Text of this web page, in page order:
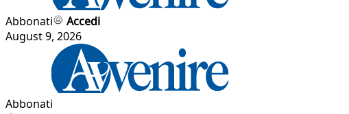
Abbonati
Accedi
August 9, 2026
Abbonati